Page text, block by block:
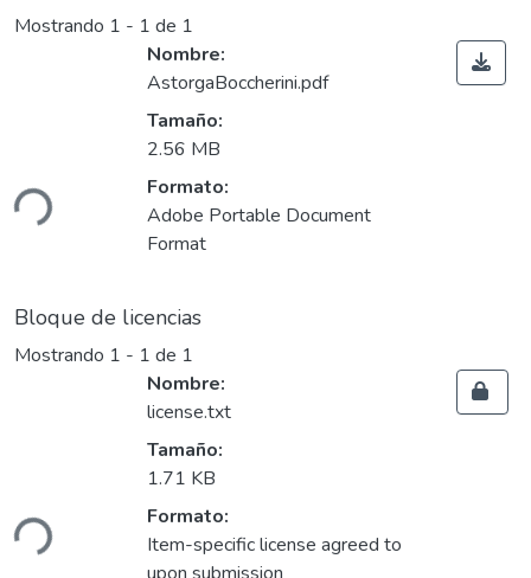
Mostrando 1 - 1 de 1
Nombre:
AstorgaBoccherini.pdf
Tamaño:
2.56 MB
Formato:
Adobe Portable Document
Format
Bloque de licencias
Mostrando 1 - 1 de 1
Nombre:
license.txt
Tamaño:
1.71 KB
Formato:
Item-specific license agreed to